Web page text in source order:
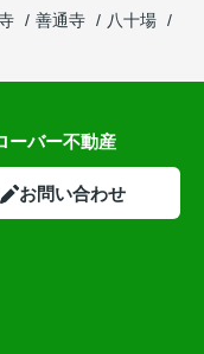
善通寺
八十場
ーバー不動産
お問い合わせ